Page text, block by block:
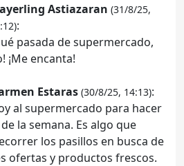
Astiazaran (31/8/25,
:
pasada de supermercado,
¡Me encanta!
Estaras (30/8/25, 14:13):
al supermercado para hacer
la semana. Es algo que
los pasillos en busca de
ofertas y productos frescos.